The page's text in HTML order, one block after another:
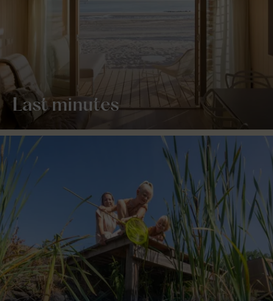
Last minutes